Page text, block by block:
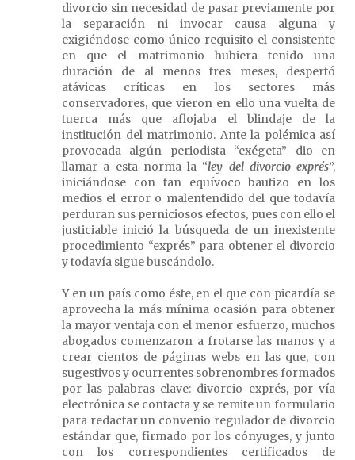
divorcio sin necesidad de pasar previamente por
la separación ni invocar causa alguna y
exigiéndose como único requisito el consistente
en que el matrimonio hubiera tenido una
duración de al menos tres meses, despertó
atávicas críticas en los sectores más
conservadores, que vieron en ello una vuelta de
tuerca más que aflojaba el blindaje de la
institución del matrimonio. Ante la polémica así
provocada algún periodista “exégeta” dio en
llamar a esta norma la “ley del divorcio exprés”,
iniciándose con tan equívoco bautizo en los
medios el error o malentendido del que todavía
perduran sus perniciosos efectos, pues con ello el
justiciable inició la búsqueda de un inexistente
procedimiento “exprés” para obtener el divorcio
y todavía sigue buscándolo.
Y en un país como éste, en el que con picardía se
aprovecha la más mínima ocasión para obtener
la mayor ventaja con el menor esfuerzo, muchos
abogados comenzaron a frotarse las manos y a
crear cientos de páginas webs en las que, con
sugestivos y ocurrentes sobrenombres formados
por las palabras clave: divorcio-exprés, por vía
electrónica se contacta y se remite un formulario
para redactar un convenio regulador de divorcio
estándar que, firmado por los cónyuges, y junto
con los correspondientes certificados de